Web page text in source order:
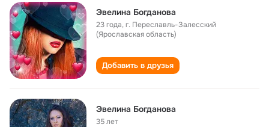
Эвелина Богданова
23 года,г. Переславль-Залесский
(Ярославская область)
Добавить в друзья
Эвелина Богданова
35 лет